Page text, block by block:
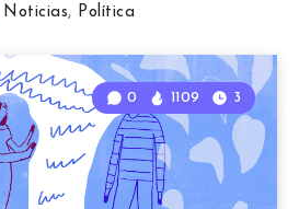
Noticias, Política
0 1109 3